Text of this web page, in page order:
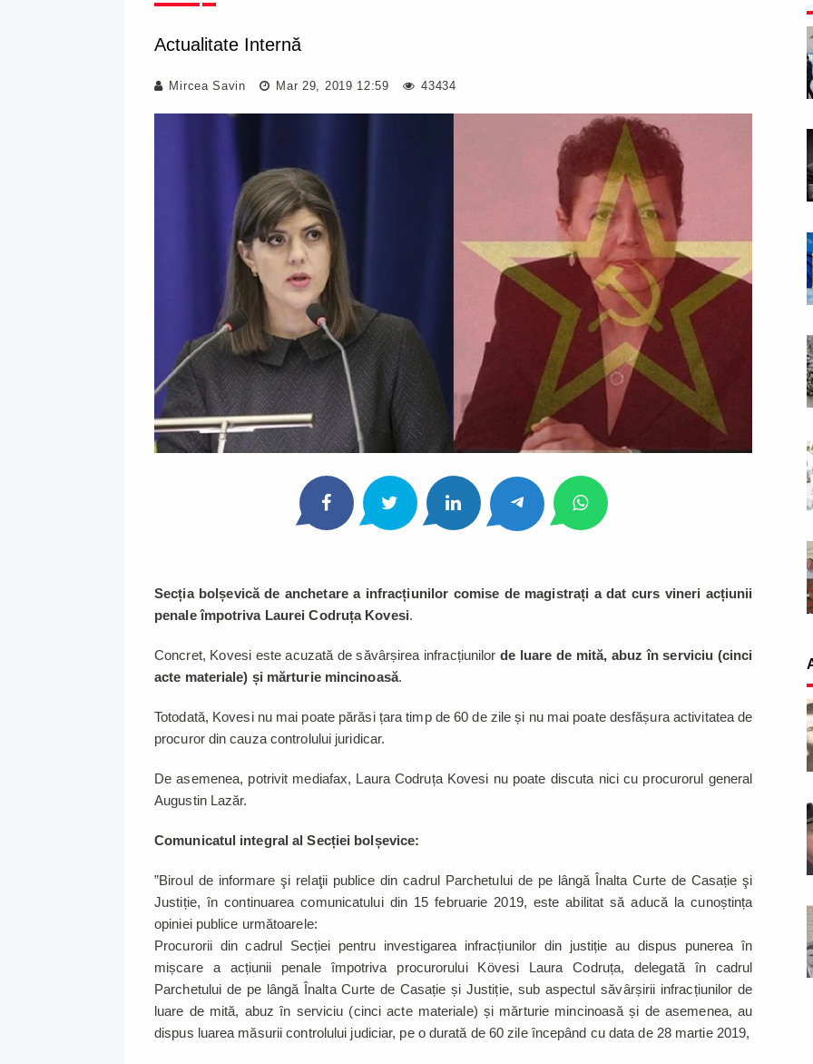
Actualitate Internă
Mircea Savin Mar 29, 2019 12:59 43434
Secția bolșevică de anchetare a infracțiunilor comise de magistrați a dat curs vineri acțiunii
penale împotriva Laurei Codruța Kovesi.
Concret, Kovesi este acuzată de săvârșirea infracțiunilorde luare de mită, abuz în serviciu (cinci
acte materiale) și mărturie mincinoasă.
Totodată, Kovesi nu mai poate părăsi țara timp de 60 de zile și nu mai poate desfășura activitatea de
procuror din cauza controlului juridicar.
De asemenea, potrivit mediafax, Laura Codruța Kovesi nu poate discuta nici cu procurorul general
Augustin Lazăr.
Comunicatul integral al Secției bolșevice:
”Biroul de informare şi relaţii publice din cadrul Parchetului de pe lângă Înalta Curte de Casație şi
Justiție, în continuarea comunicatului din 15 februarie 2019, este abilitat să aducă la cunoștința
opiniei publice următoarele:
Procurorii din cadrul Secției pentru investigarea infracțiunilor din justiție au dispus punerea în
mișcare a acțiunii penale împotriva procurorului Kövesi Laura Codruța, delegată în cadrul
Parchetului de pe lângă Înalta Curte de Casație și Justiție, sub aspectul săvârșirii infracțiunilor de
luare de mită, abuz în serviciu (cinci acte materiale) și mărturie mincinoasă și de asemenea, au
dispus luarea măsurii controlului judiciar, pe o durată de 60 zile începând cu data de 28 martie 2019,